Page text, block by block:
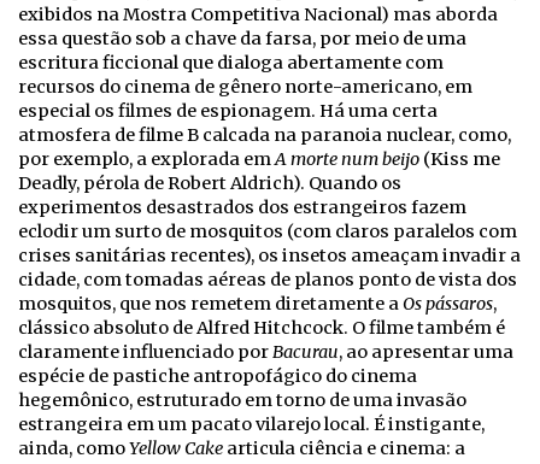
exibidos na Mostra Competitiva Nacional) mas aborda
essa questão sob a chave da farsa, por meio de uma
escritura ficcional que dialoga abertamente com
recursos do cinema de gênero norte-americano, em
especial os filmes de espionagem. Há uma certa
atmosfera de filme B calcada na paranoia nuclear, como,
por exemplo, a explorada emA morte num beijo (Kiss me
Deadly, pérola de Robert Aldrich). Quando os
experimentos desastrados dos estrangeiros fazem
eclodir um surto de mosquitos (com claros paralelos com
crises sanitárias recentes), os insetos ameaçam invadir a
cidade, com tomadas aéreas de planos ponto de vista dos
mosquitos, que nos remetem diretamente aOs pássaros,
clássico absoluto de Alfred Hitchcock. O filme também é
claramente influenciado porBacurau, ao apresentar uma
espécie de pastiche antropofágico do cinema
hegemônico, estruturado em torno de uma invasão
estrangeira em um pacato vilarejo local. É instigante,
ainda, comoYellow Cake articula ciência e cinema: a